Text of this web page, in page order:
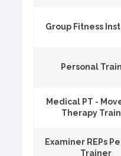
Group Fitness
Personal
Medical PT -
Therapy
Examiner REPs
Trainer